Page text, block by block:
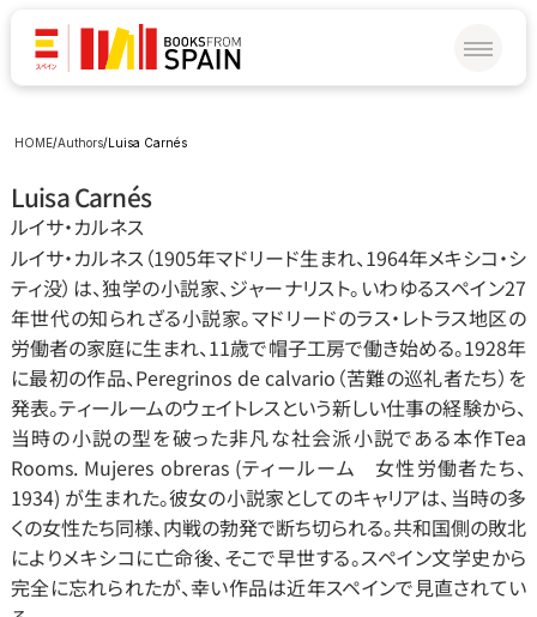
HOME/Authors/Luisa Carnés
Luisa Carnés
ルイサ‧カルネス
ルイサ‧カルネス（1905年マドリード生まれ、1964年メキシコ‧シ
ティ没）は、独学の小説家、ジャーナリスト。いわゆるスペイン27
年世代の知られざる小説家。マドリードのラス‧レトラス地区の
労働者の家庭に生まれ、11歳で帽子工房で働き始める。1928年
に最初の作品、Peregrinos de calvario（苦難の巡礼者たち）を
発表。ティールームのウェイトレスという新しい仕事の経験から、
当時の小説の型を破った非凡な社会派小説である本作Tea
Rooms. Mujeres obreras (ティールーム   女性労働者たち、
1934) が生まれた。彼女の小説家としてのキャリアは、当時の多
くの女性たち同様、内戦の勃発で断ち切られる。共和国側の敗北
によりメキシコに亡命後、そこで早世する。スペイン文学史から
完全に忘れられたが、幸い作品は近年スペインで見直されてい